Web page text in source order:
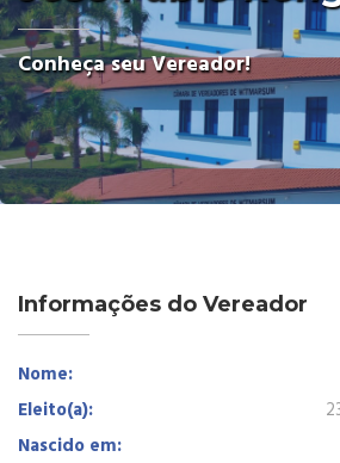
Conheça seu Vereador!
Informações do Vereador
Nome:
Eleito(a):
Nascido em: